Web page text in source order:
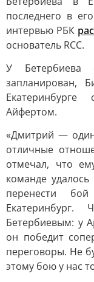
последнего в
интервью РБК
основатель RCC.
У Бетербиева
запланирован,
Айфертом.
«Дмитрий —
отличные
отмечал, что
команде
перенести
Бетербиевым: у
он победит
переговоры. Не
этому бою у нас